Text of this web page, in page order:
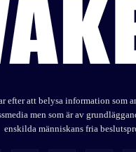
efter att belysa information som
men som är av
enskilda människans fria